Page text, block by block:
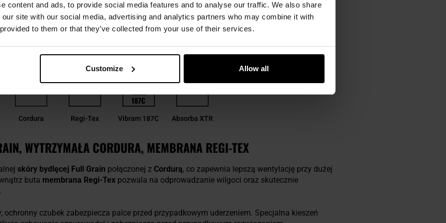
content and ads, to provide social media features and to analyse our traffic. We also share
site with our social media, advertising and analytics partners who may combine it with
to them or that they’ve collected from your use of their services.
Customize Allow all
PANTHER XTR O2 BOOT - BLACK
ze skóry naturalnej oraz Cordury. Sprawdzą się podczas pracy służb mundurowych takich
ale również jako uniwersalne obuwie miejskie lub terenowe.
Cordura Regi-Tex Vibram 187C Absorba XTR
WYTRZYMAŁA CORDURA, MEMBRANA REGI-TEX
skóry bydlęcej Full Grain połączonej z Cordurą, co zapewnia lepszą wentylację przy dużej
buta membrana Regi-Tex pozwala na odprowadzanie wilgoci oraz skutecznie
czubek zabezpiecza palce przed przypadkowym uderzeniem. Specjalna kieszeń